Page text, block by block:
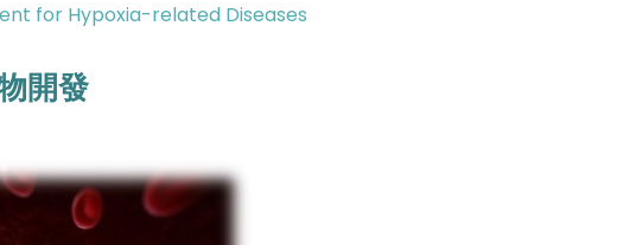
for Hypoxia-related Diseases
開發